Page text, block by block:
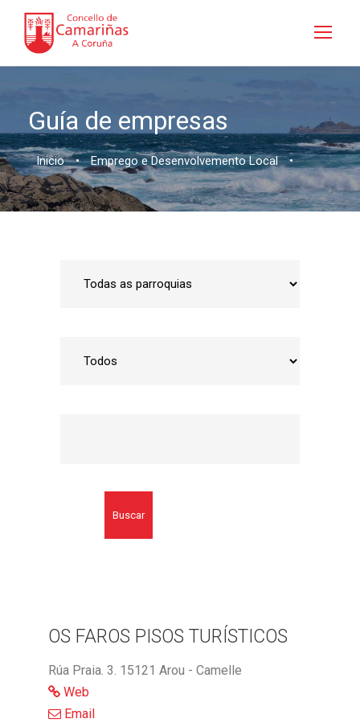
Guía de empresas
Inicio • Emprego e Desenvolvemento Local •
Buscar
OS FAROS PISOS TURÍSTICOS
Rúa Praia. 3. 15121 Arou - Camelle
Web
Email